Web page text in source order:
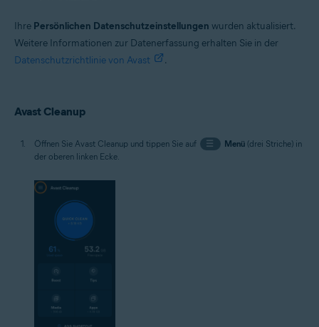
Ihre Persönlichen Datenschutzeinstellungen wurden aktualisiert.
Weitere Informationen zur Datenerfassung erhalten Sie in der
Datenschutzrichtlinie von Avast
.
Avast Cleanup
Öffnen Sie Avast Cleanup und tippen Sie auf ☰ Menü(drei Striche) in
der oberen linken Ecke.